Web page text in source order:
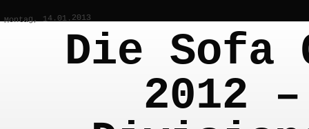
Montag, 14.01.2013
Die Sofa
2012 –